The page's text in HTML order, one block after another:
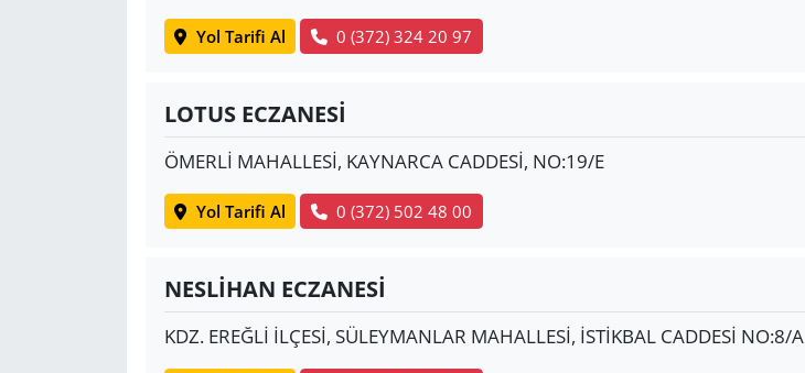
Yol Tarifi Al 0 (372) 324 20 97
LOTUS ECZANESİ
ÖMERLİ MAHALLESİ, KAYNARCA CADDESİ, NO:19/E
Yol Tarifi Al 0 (372) 502 48 00
NESLİHAN ECZANESİ
KDZ. EREĞLİ İLÇESİ, SÜLEYMANLAR MAHALLESİ, İSTİKBAL CADDESİ NO:8/A